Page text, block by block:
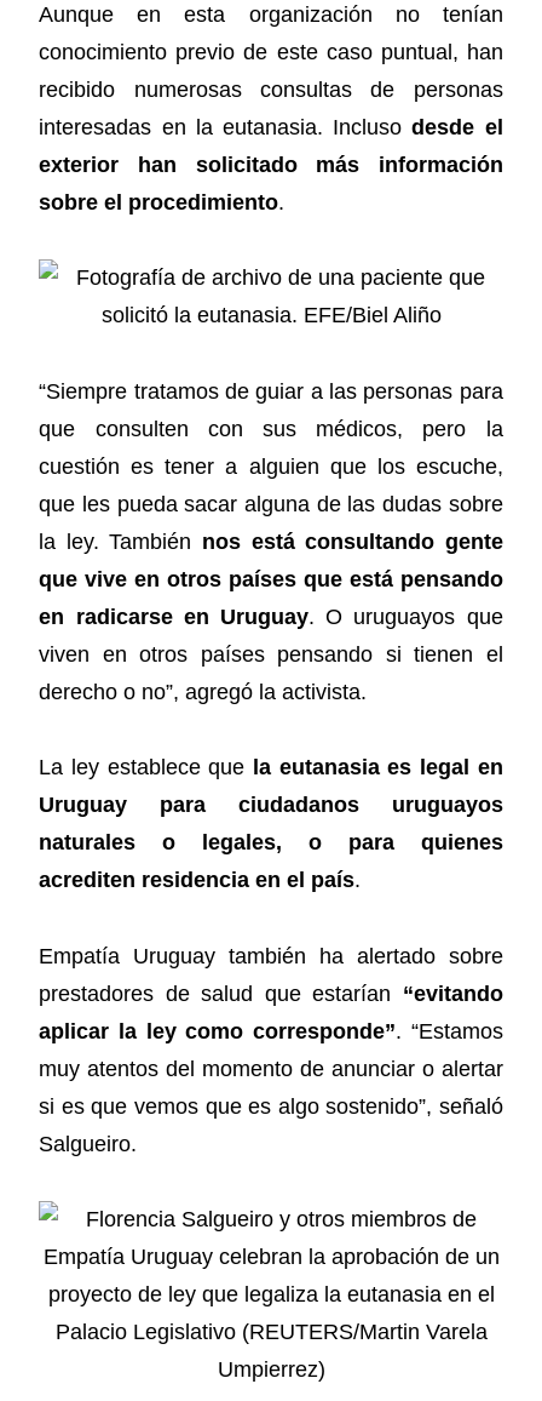
Aunque en esta organización no tenían
conocimiento previo de este caso puntual, han
recibido numerosas consultas de personas
interesadas en la eutanasia. Inclusodesde el
exterior han solicitado más información
sobre el procedimiento.
“Siempre tratamos de guiar a las personas para
que consulten con sus médicos, pero la
cuestión es tener a alguien que los escuche,
que les pueda sacar alguna de las dudas sobre
la ley. También nos está consultando gente
que vive en otros países que está pensando
en radicarse en Uruguay. O uruguayos que
viven en otros países pensando si tienen el
derecho o no”, agregó la activista.
La ley establece que la eutanasia es legal en
Uruguay para ciudadanos uruguayos
naturales o legales, o para quienes
acrediten residencia en el país.
Empatía Uruguay también ha alertado sobre
prestadores de salud que estarían “evitando
aplicar la ley como corresponde”. “Estamos
muy atentos del momento de anunciar o alertar
si es que vemos que es algo sostenido”, señaló
Salgueiro.